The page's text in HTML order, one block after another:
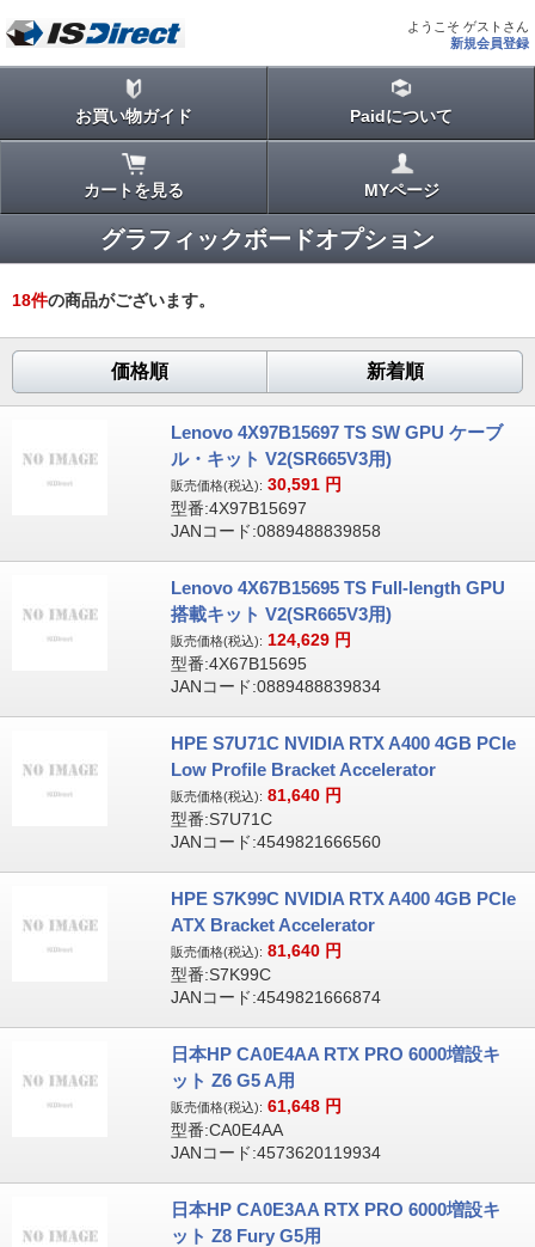
ようこそ ゲストさん
新規会員登録
お買い物ガイド Paidについて
カートを見る MYページ
グラフィックボードオプション
18件の商品がございます。
価格順 新着順
Lenovo 4X97B15697 TS SW GPU ケーブ
ル・キット V2(SR665V3用)
販売価格(税込): 30,591 円
型番:4X97B15697
JANコード:0889488839858
Lenovo 4X67B15695 TS Full-length GPU
搭載キット V2(SR665V3用)
販売価格(税込): 124,629 円
型番:4X67B15695
JANコード:0889488839834
HPE S7U71C NVIDIA RTX A400 4GB PCIe
Low Profile Bracket Accelerator
販売価格(税込): 81,640 円
型番:S7U71C
JANコード:4549821666560
HPE S7K99C NVIDIA RTX A400 4GB PCIe
ATX Bracket Accelerator
販売価格(税込): 81,640 円
型番:S7K99C
JANコード:4549821666874
日本HP CA0E4AA RTX PRO 6000増設キ
ット Z6 G5 A用
販売価格(税込): 61,648 円
型番:CA0E4AA
JANコード:4573620119934
日本HP CA0E3AA RTX PRO 6000増設キ
ット Z8 Fury G5用